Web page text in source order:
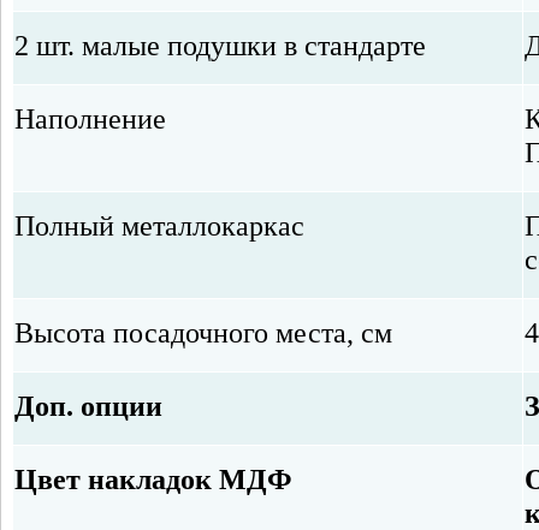
2 шт. малые подушки в стандарте
Наполнение
Полный металлокаркас
Высота посадочного места, см
Доп. опции
Цвет накладок МДФ